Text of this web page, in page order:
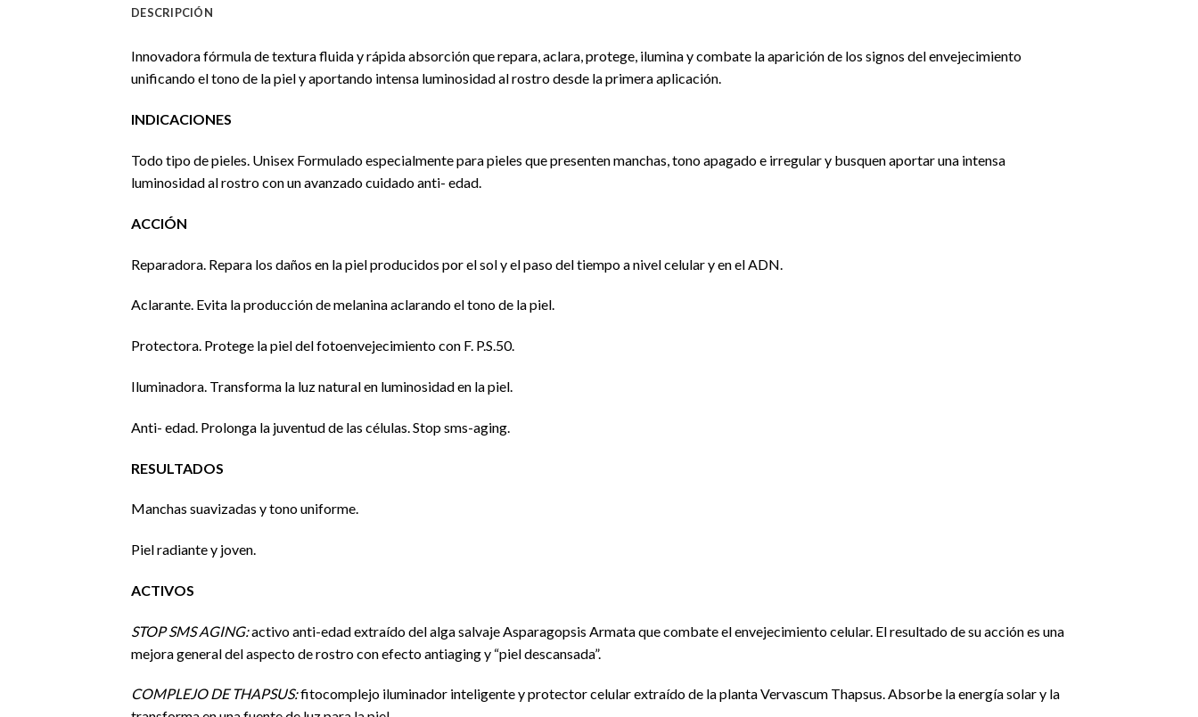
DESCRIPCIÓN
Innovadora fórmula de textura fluida y rápida absorción que repara, aclara, protege, ilumina y combate la aparición de los signos del envejecimiento
unificando el tono de la piel y aportando intensa luminosidad al rostro desde la primera aplicación.
INDICACIONES
Todo tipo de pieles. Unisex Formulado especialmente para pieles que presenten manchas, tono apagado e irregular y busquen aportar una intensa
luminosidad al rostro con un avanzado cuidado anti- edad.
ACCIÓN
Reparadora. Repara los daños en la piel producidos por el sol y el paso del tiempo a nivel celular y en el ADN.
Aclarante. Evita la producción de melanina aclarando el tono de la piel.
Protectora. Protege la piel del fotoenvejecimiento con F. P.S.50.
Iluminadora. Transforma la luz natural en luminosidad en la piel.
Anti- edad. Prolonga la juventud de las células. Stop sms-aging.
RESULTADOS
Manchas suavizadas y tono uniforme.
Piel radiante y joven.
ACTIVOS
STOP SMS AGING:activo anti-edad extraído del alga salvaje Asparagopsis Armata que combate el envejecimiento celular. El resultado de su acción es una
mejora general del aspecto de rostro con efecto antiaging y “piel descansada”.
COMPLEJO DE THAPSUS:fitocomplejo iluminador inteligente y protector celular extraído de la planta Vervascum Thapsus. Absorbe la energía solar y la